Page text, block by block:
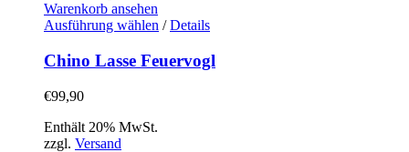
Warenkorb ansehen
Ausführung wählen Dieses
weist
mehrere
/ Details
Chino Lasse Feuervogl
€99,90
Enthält 20% MwSt.
zzgl. Versand